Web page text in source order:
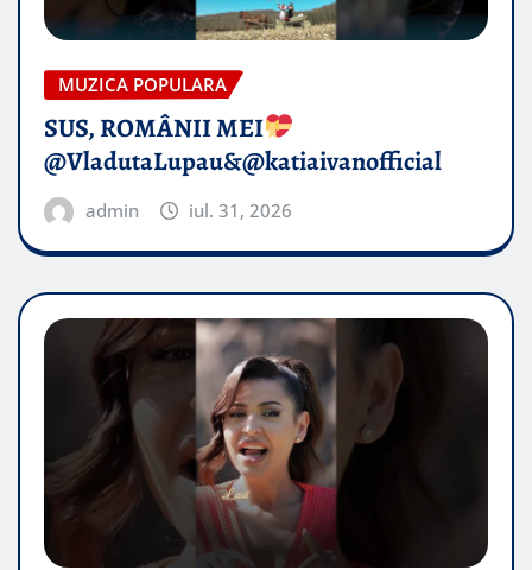
MUZICA POPULARA
SUS, ROMÂNII MEI
@VladutaLupau&@katiaivanofficial
admin iul. 31, 2026